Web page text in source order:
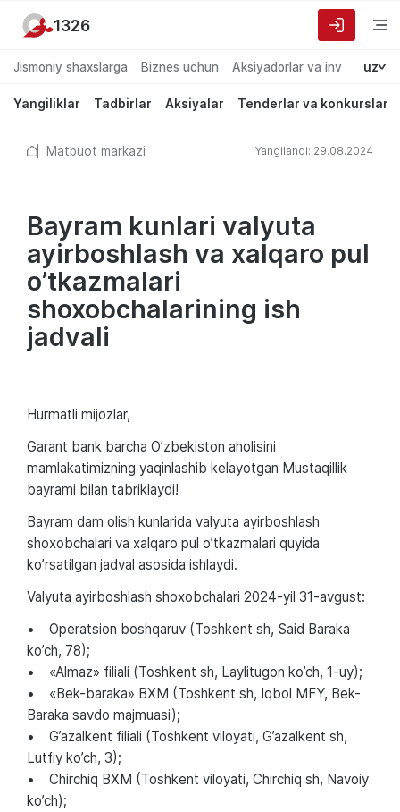
Jismoniy shaxslarga Biznes uchun Aksiyadorlar va investorlarga
uz
Yangiliklar Tadbirlar Aksiyalar Tenderlar va konkurslar
1326
Matbuot markazi Yangilandi: 29.08.2024
Bayram kunlari valyuta
ayirboshlash va xalqaro pul
o’tkazmalari
shoxobchalarining ish
jadvali
Hurmatli mijozlar,
Garant bank barcha O’zbekiston aholisini
mamlakatimizning yaqinlashib kelayotgan Mustaqillik
bayrami bilan tabriklaydi!
Bayram dam olish kunlarida valyuta ayirboshlash
shoxobchalari va xalqaro pul o’tkazmalari quyida
ko’rsatilgan jadval asosida ishlaydi.
Valyuta ayirboshlash shoxobchalari 2024-yil 31-avgust:
• Operatsion boshqaruv (Toshkent sh, Said Baraka
ko’ch, 78);
• «Almaz» filiali (Toshkent sh, Laylitugon ko’ch, 1-uy);
• «Bek-baraka» BXM (Toshkent sh, Iqbol MFY, Bek-
Baraka savdo majmuasi);
• G’azalkent filiali (Toshkent viloyati, G’azalkent sh,
Lutfiy ko’ch, 3);
• Chirchiq BXM (Toshkent viloyati, Chirchiq sh, Navoiy
ko’ch);